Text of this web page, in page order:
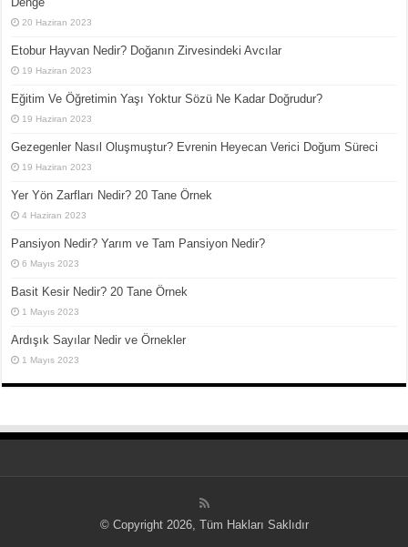
20 Haziran 2023
Etobur Hayvan Nedir? Doğanın Zirvesindeki Avcılar
19 Haziran 2023
Eğitim Ve Öğretimin Yaşı Yoktur Sözü Ne Kadar Doğrudur?
19 Haziran 2023
Gezegenler Nasıl Oluşmuştur? Evrenin Heyecan Verici Doğum Süreci
19 Haziran 2023
Yer Yön Zarfları Nedir? 20 Tane Örnek
4 Haziran 2023
Pansiyon Nedir? Yarım ve Tam Pansiyon Nedir?
6 Mayıs 2023
Basit Kesir Nedir? 20 Tane Örnek
1 Mayıs 2023
Ardışık Sayılar Nedir ve Örnekler
1 Mayıs 2023
© Copyright 2026, Tüm Hakları Saklıdır